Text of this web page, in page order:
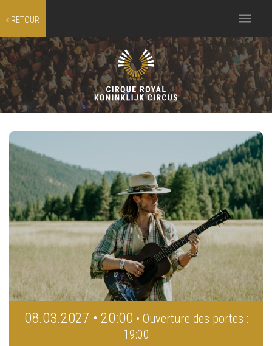
RETOUR
Toggle
navigation
08.03.2027 • 20:00 • Ouverture des portes :
19:00